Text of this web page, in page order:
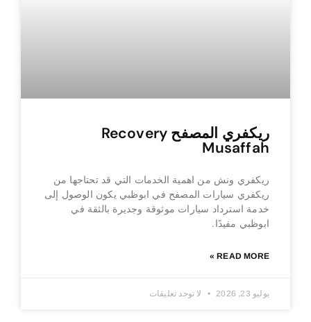
ريكفري المصفح Recovery
Musaffah
ريكفري ونش من اهمية الخدمات التي قد تحتاجها من
ريكفري سيارات المصفح في ابوظبي يكون الوصول إلى
خدمة استرداد سيارات موثوقة وجديرة بالثقة في
ابوظبي مفيدًا.
READ MORE »
يوليو 23, 2026 لا توجد تعليقات